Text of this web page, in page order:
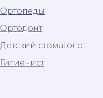
Ортопеды
Ортодонт
Детский стоматолог
Гигиенист